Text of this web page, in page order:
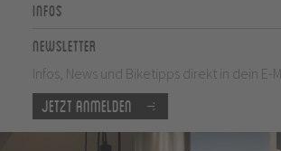
Infos
Newsletter
Infos, News und Biketipps direkt in dein E-
Jetzt anmelden